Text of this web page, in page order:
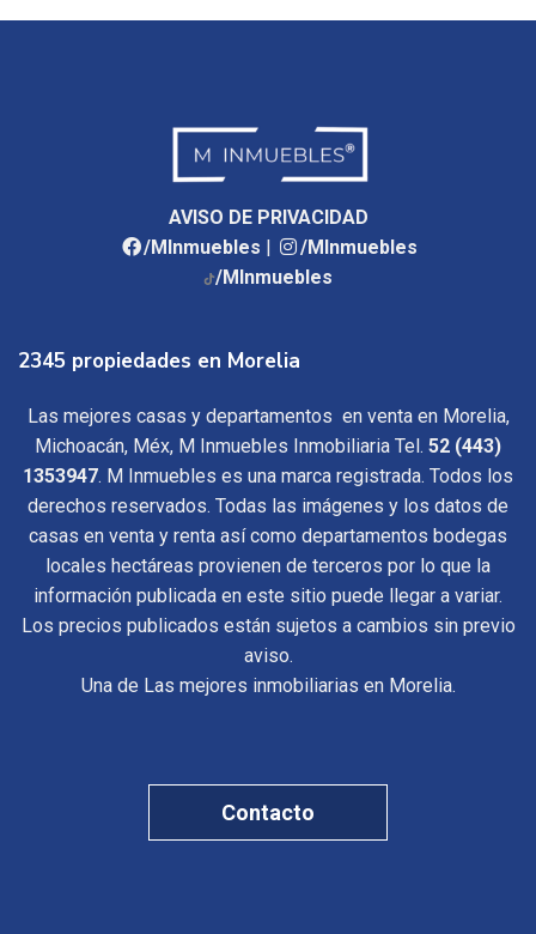
AVISO DE PRIVACIDAD
/MInmuebles |
/MInmuebles
/MInmuebles
2345 propiedades en Morelia
Las mejores casas y departamentos en venta en Morelia,
Michoacán, Méx, M Inmuebles Inmobiliaria Tel. 52 (443)
1353947. M Inmuebles es una marca registrada. Todos los
derechos reservados. Todas las imágenes y los datos de
casas en venta y renta así como departamentos bodegas
locales hectáreas provienen de terceros por lo que la
información publicada en este sitio puede llegar a variar.
Los precios publicados están sujetos a cambios sin previo
aviso.
Una de Las mejores inmobiliarias en Morelia.